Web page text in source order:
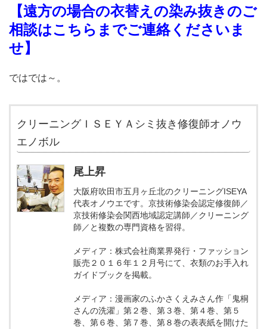
【遠方の場合の衣替えの染み抜きのご
相談はこちらまでご連絡くださいま
せ】
ではでは～。
クリーニングＩＳＥＹＡシミ抜き修復師オノウ
エノボル
尾上昇
大阪府吹田市五月ヶ丘北のクリーニングISEYA
代表オノウエです。京技術修染会認定修復師／
京技術修染会関西地域認定講師／クリーニング
師／と複数の専門資格を習得。
メディア：株式会社商業界発行・ファッション
販売２０１６年１２月号にて、衣類のお手入れ
ガイドブックを掲載。
メディア：漫画家のふかさくえみさん作「鬼桐
さんの洗濯」第２巻、第３巻、第４巻、第５
巻、第６巻、第７巻、第８巻の表表紙を開けた